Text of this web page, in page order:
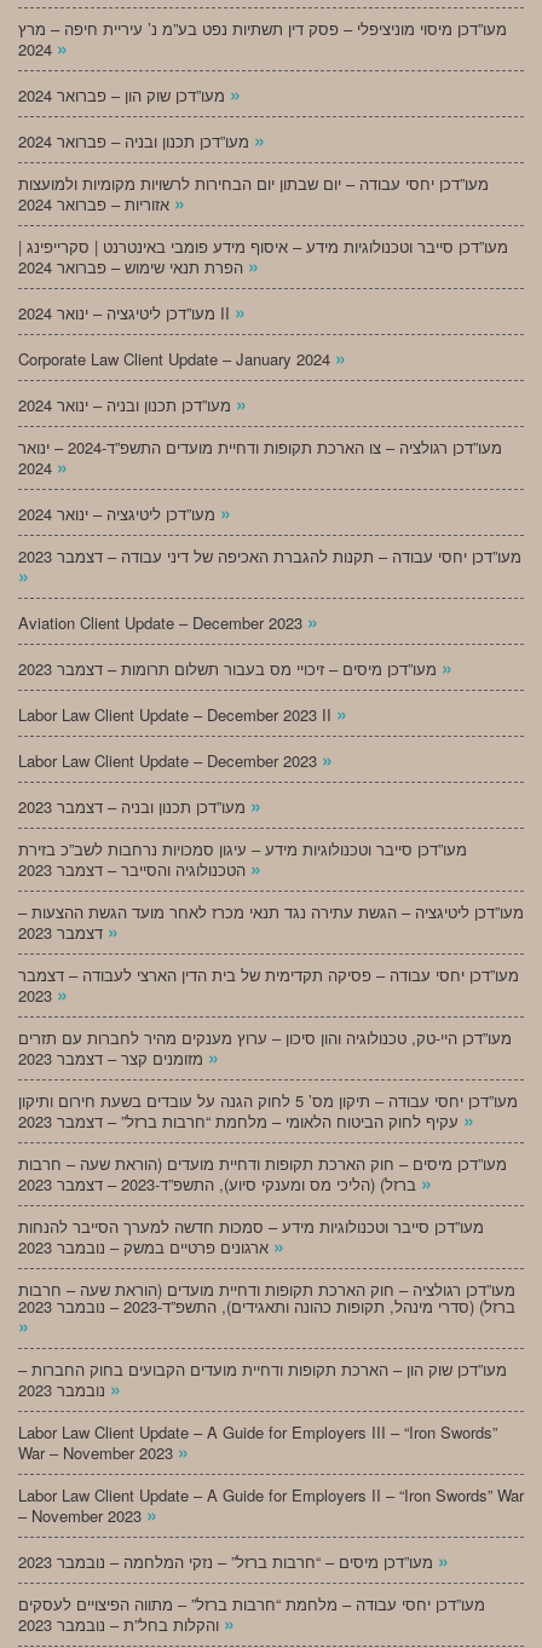
מעו”דכן מיסוי מוניציפלי – פסק דין תשתיות נפט בע”מ נ’ עיריית חיפה – מרץ
»
»
»
מעו”דכן יחסי עבודה – יום שבתון יום הבחירות לרשויות מקומיות ולמועצות
»
מעו”דכן סייבר וטכנולוגיות מידע – איסוף מידע פומבי באינטרנט | סקרייפינג |
»
מעו”דכן ליטיגציה – ינואר 2024 II »
Corporate Law Client Update – January 2024 »
»
מעו”דכן רגולציה – צו הארכת תקופות ודחיית מועדים התשפ”ד-2024 – ינואר
»
»
מעו”דכן יחסי עבודה – תקנות להגברת האכיפה של דיני עבודה – דצמבר 2023
»
Aviation Client Update – December 2023 »
»
Labor Law Client Update – December 2023 II »
Labor Law Client Update – December 2023 »
»
מעו”דכן סייבר וטכנולוגיות מידע – עיגון סמכויות נרחבות לשב”כ בזירת
»
מעו”דכן ליטיגציה – הגשת עתירה נגד תנאי מכרז לאחר מועד הגשת ההצעות –
»
מעו”דכן יחסי עבודה – פסיקה תקדימית של בית הדין הארצי לעבודה – דצמבר
»
מעו”דכן היי-טק, טכנולוגיה והון סיכון – ערוץ מענקים מהיר לחברות עם תזרים
»
מעו”דכן יחסי עבודה – תיקון מס’ 5 לחוק הגנה על עובדים בשעת חירום ותיקון
»
מעו”דכן מיסים – חוק הארכת תקופות ודחיית מועדים (הוראת שעה – חרבות
»
מעו”דכן סייבר וטכנולוגיות מידע – סמכות חדשה למערך הסייבר להנחות
»
מעו”דכן רגולציה – חוק הארכת תקופות ודחיית מועדים (הוראת שעה – חרבות
ברזל) (סדרי מינהל, תקופות כהונה ותאגידים), התשפ”ד-2023 – נובמבר 2023
»
מעו”דכן שוק הון – הארכת תקופות ודחיית מועדים הקבועים בחוק החברות –
»
Labor Law Client Update – A Guide for Employers III – “Iron Swords”
War – November 2023 »
Labor Law Client Update – A Guide for Employers II – “Iron Swords” War
– November 2023 »
»
מעו”דכן יחסי עבודה – מלחמת “חרבות ברזל” – מתווה הפיצויים לעסקים
»